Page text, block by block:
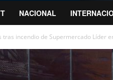
NACIONAL
tras incendio de Supermercado Líder